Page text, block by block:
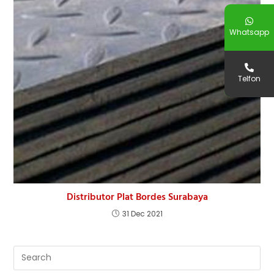
Distributor Plat Bordes Surabaya
31 Dec 2021
Whatsapp
Telfon